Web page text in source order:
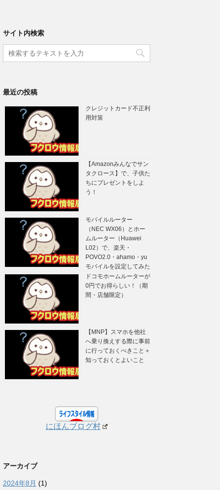
サイト内検索
最近の投稿
クレジットカード不正利
用対策
【Amazonみんなでサン
タクロース】で、子供た
ちにプレゼントをしよ
う！
モバイルルーター
（NEC WX06）とホー
ムルーター（Huawei
L02）で、楽天・
POVO2.0・ahamo・yu
モバイルを設定してみた
ドコモホームルーターが
0円でお得らしい！（期
間・店舗限定）
【MNP】スマホを他社
へ乗り換えする際に事前
に行っておくべきこと＋
知っておくとよいこと
にほんブログ村
アーカイブ
2024年8月 (1)